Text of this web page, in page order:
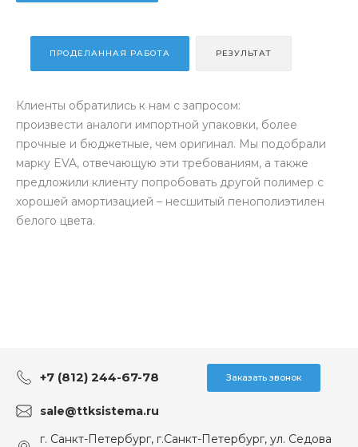
ПРОДЕЛАННАЯ РАБОТА РЕЗУЛЬТАТ
Клиенты обратились к нам с запросом:
произвести аналоги импортной упаковки, более
прочные и бюджетные, чем оригинал. Мы подобрали
марку EVA, отвечающую эти требованиям, а также
предложили клиенту попробовать другой полимер с
хорошей амортизацией – несшитый пенополиэтилен
белого цвета.
+7 (812) 244-67-78 Заказать звонок
sale@ttksistema.ru
г. Санкт-Петербург, г.Санкт-Петербург, ул. Седова